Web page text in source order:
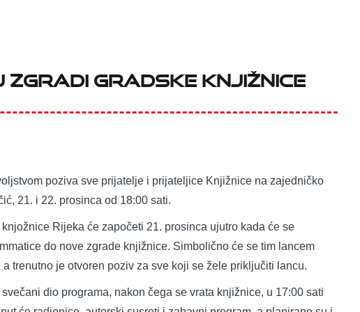
zgradi Gradske knjižnice
poziva sve prijatelje i prijateljice Knjižnice na zajedničko
21. i 22. prosinca od 18:00 sati.
Rijeka će započeti 21. prosinca ujutro kada će se
do nove zgrade knjižnice. Simbolično će se tim lancem
trenutno je otvoren poziv za sve koji se žele priključiti lancu.
dio programa, nakon čega se vrata knjižnice, u 17:00 sati